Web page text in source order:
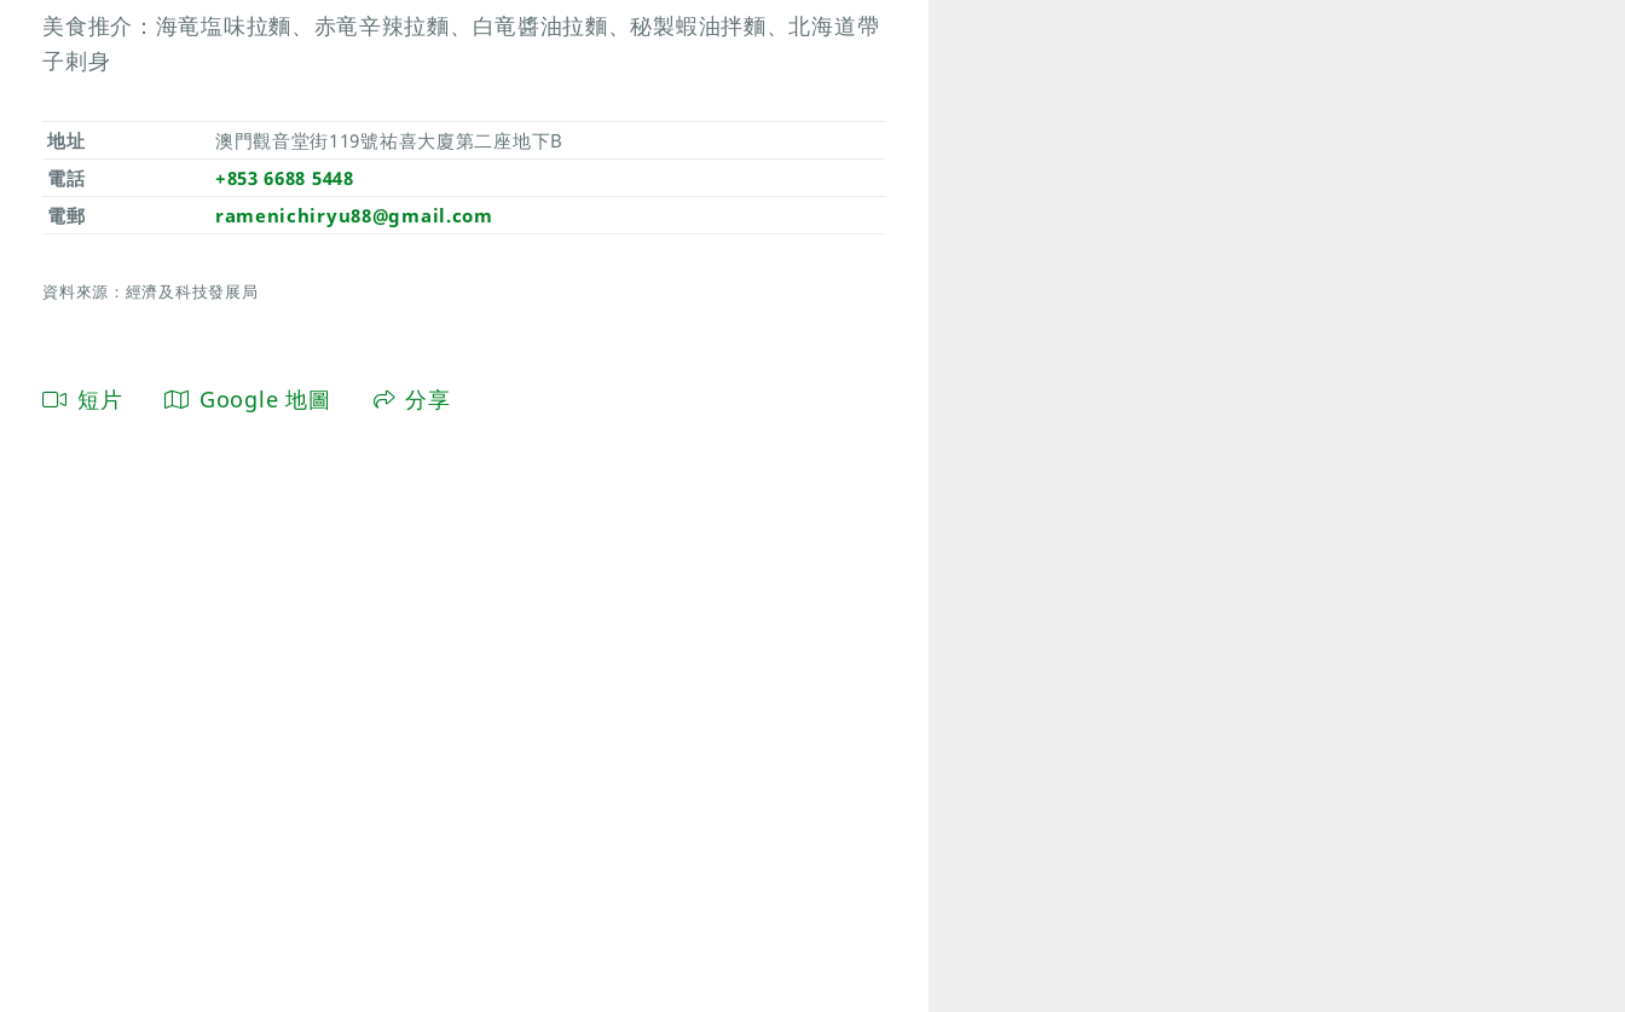
美食推介：海竜塩味拉麵、赤竜辛辣拉麵、白竜醬油拉麵、秘製蝦油拌麵、北海道帶
子剌身
地址
澳門觀音堂街119號祐喜大廈第二座地下B
電話
+853 6688 5448
電郵
ramenichiryu88@gmail.com
資料來源：經濟及科技發展局
短片 Google 地圖 分享